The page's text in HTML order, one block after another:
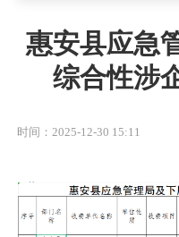
惠安县应急
综合性涉
时间：2025-12-30 15:11